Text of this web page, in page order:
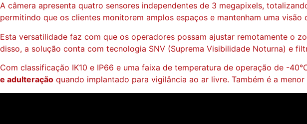
A câmera apresenta quatro sensores independentes de 3 megapixels,
permitindo que os clientes monitorem amplos espaços e mantenham uma
Esta versatilidade faz com que os operadores possam ajustar remotamente o
disso, a solução conta com tecnologia SNV (Suprema Visibilidade Noturna) e
Com classificação IK10 e IP66 e uma faixa de temperatura de operação de -
e adulteração quando implantado para vigilância ao ar livre. Também é a